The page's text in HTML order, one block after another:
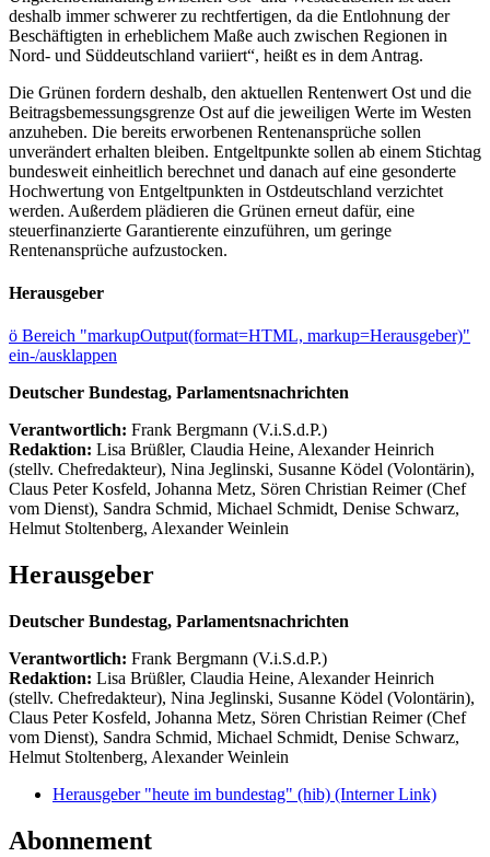
deshalb immer schwerer zu rechtfertigen, da die Entlohnung der
Beschäftigten in erheblichem Maße auch zwischen Regionen in
Nord- und Süddeutschland variiert“, heißt es in dem Antrag.
Die Grünen fordern deshalb, den aktuellen Rentenwert Ost und die
Beitragsbemessungsgrenze Ost auf die jeweiligen Werte im Westen
anzuheben. Die bereits erworbenen Rentenansprüche sollen
unverändert erhalten bleiben. Entgeltpunkte sollen ab einem Stichtag
bundesweit einheitlich berechnet und danach auf eine gesonderte
Hochwertung von Entgeltpunkten in Ostdeutschland verzichtet
werden. Außerdem plädieren die Grünen erneut dafür, eine
steuerfinanzierte Garantierente einzuführen, um geringe
Rentenansprüche aufzustocken.
Herausgeber
ö Bereich "markupOutput(format=HTML, markup=Herausgeber)"
ein-/ausklappen
Deutscher Bundestag, Parlamentsnachrichten
Verantwortlich: Frank Bergmann (V.i.S.d.P.)
Redaktion: Lisa Brüßler, Claudia Heine, Alexander Heinrich
(stellv. Chefredakteur), Nina Jeglinski, Susanne Ködel (Volontärin),
Claus Peter Kosfeld, Johanna Metz, Sören Christian Reimer (Chef
vom Dienst), Sandra Schmid, Michael Schmidt, Denise Schwarz,
Helmut Stoltenberg, Alexander Weinlein
Herausgeber
Deutscher Bundestag, Parlamentsnachrichten
Verantwortlich: Frank Bergmann (V.i.S.d.P.)
Redaktion: Lisa Brüßler, Claudia Heine, Alexander Heinrich
(stellv. Chefredakteur), Nina Jeglinski, Susanne Ködel (Volontärin),
Claus Peter Kosfeld, Johanna Metz, Sören Christian Reimer (Chef
vom Dienst), Sandra Schmid, Michael Schmidt, Denise Schwarz,
Helmut Stoltenberg, Alexander Weinlein
Herausgeber "heute im bundestag" (hib) (Interner Link)
Abonnement